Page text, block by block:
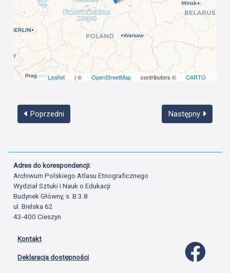
Leaflet | © OpenStreetMap contributors © CARTO
Poprzedni Następny
Adres do korespondencji:
Archiwum Polskiego Atlasu Etnograficznego
Wydział Sztuki i Nauk o Edukacji
Budynek Główny, s. B.3.8
ul. Bielska 62
43-400 Cieszyn
Kontakt
Deklaracja dostępności